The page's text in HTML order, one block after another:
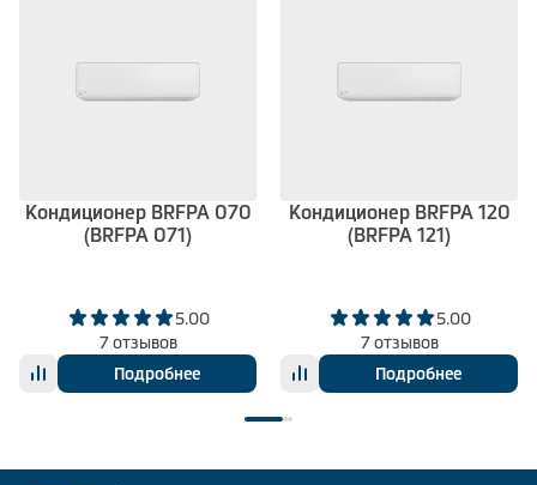
Кондиционер BRFPA 070
(BRFPA 071)
5.00
7 отзывов
Подробнее
Кондиционер BRFPA 120
(BRFPA 121)
5.00
7 отзывов
Подробнее